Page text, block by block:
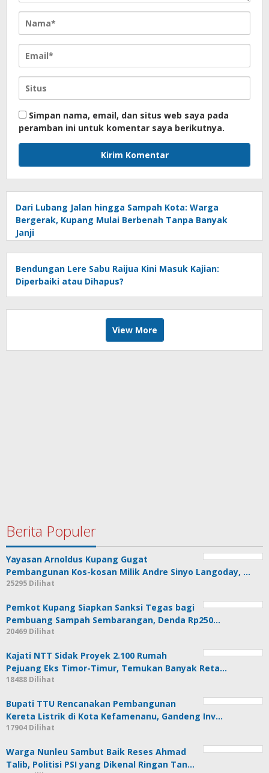
Simpan nama, email, dan situs web saya pada
peramban ini untuk komentar saya berikutnya.
Dari Lubang Jalan hingga Sampah Kota: Warga
Bergerak, Kupang Mulai Berbenah Tanpa Banyak
Janji
Bendungan Lere Sabu Raijua Kini Masuk Kajian:
Diperbaiki atau Dihapus?
View More
Berita Populer
Yayasan Arnoldus Kupang Gugat
Pembangunan Kos-kosan Milik Andre Sinyo Langoday, …
25295 Dilihat
Pemkot Kupang Siapkan Sanksi Tegas bagi
Pembuang Sampah Sembarangan, Denda Rp250…
20469 Dilihat
Kajati NTT Sidak Proyek 2.100 Rumah
Pejuang Eks Timor-Timur, Temukan Banyak Reta…
18488 Dilihat
Bupati TTU Rencanakan Pembangunan
Kereta Listrik di Kota Kefamenanu, Gandeng Inv…
17904 Dilihat
Warga Nunleu Sambut Baik Reses Ahmad
Talib, Politisi PSI yang Dikenal Ringan Tan…